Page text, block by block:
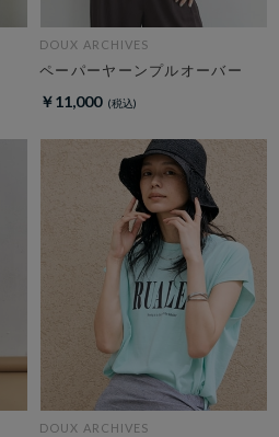
DOUX ARCHIVES
ペーパーヤーンプルオーバー
￥11,000
DOUX ARCHIVES